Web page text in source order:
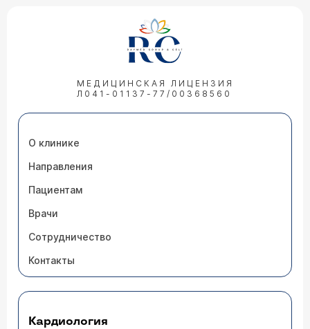
МЕДИЦИНСКАЯ ЛИЦЕНЗИЯ
Л041-01137-77/00368560
О клинике
Направления
Пациентам
Врачи
Сотрудничество
Контакты
Кардиология